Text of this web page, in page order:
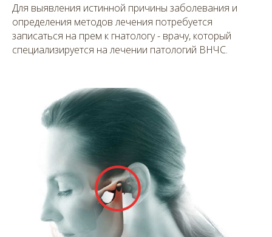
Для выявления истинной причины заболевания и
определения методов лечения потребуется
записаться на прем к гнатологу - врачу, который
специализируется на лечении патологий ВНЧС.